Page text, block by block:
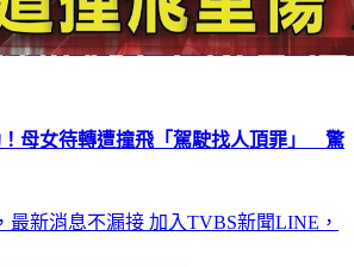
母女待轉遭撞飛「駕駛找人頂罪」 驚
最新消息不漏接 加入TVBS新聞LINE，